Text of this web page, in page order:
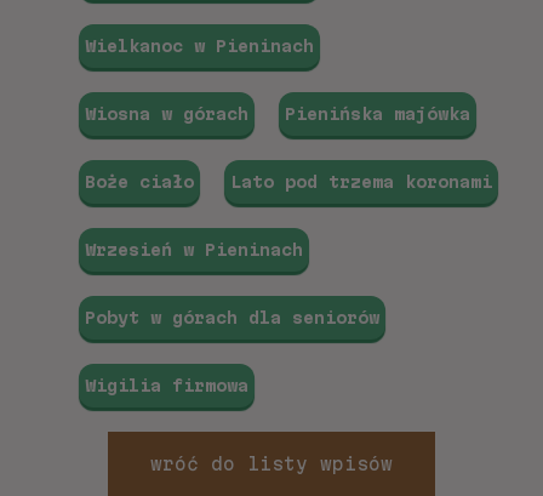
Wielkanoc w Pieninach
Wiosna w górach Pienińska majówka
Boże ciało Lato pod trzema koronami
Wrzesień w Pieninach
Pobyt w górach dla seniorów
Wigilia firmowa
wróć do listy wpisów